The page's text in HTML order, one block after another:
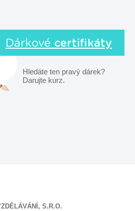
Dárkové certifikáty
Hledáte ten pravý dárek?
Darujte kurz.
S.R.O.